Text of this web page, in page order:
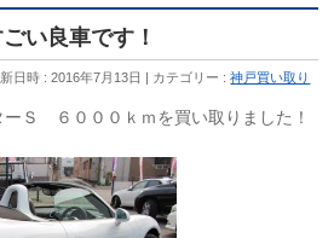
い良車です！
日時 : 2016年7月13日 カテゴリー :神戸買い取り
Ｓ ６０００ｋｍを買い取りました！